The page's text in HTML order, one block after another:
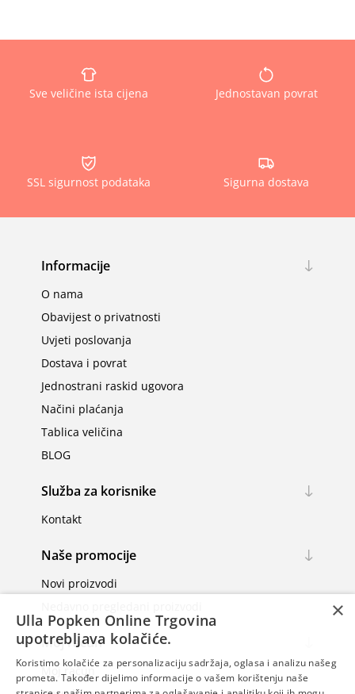
Sve veličine ista cijena Jednostavan povrat
SSL sigurnost podataka Sigurna dostava
Informacije
O nama
Obavijest o privatnosti
Uvjeti poslovanja
Dostava i povrat
Jednostrani raskid ugovora
Načini plaćanja
Tablica veličina
BLOG
Služba za korisnike
Kontakt
Naše promocije
Novi proizvodi
Moj račun
Moj račun
×
Ulla Popken Online Trgovina
upotrebljava kolačiće.
Koristimo kolačiće za personalizaciju sadržaja, oglasa i analizu našeg
prometa. Također dijelimo informacije o vašem korištenju naše